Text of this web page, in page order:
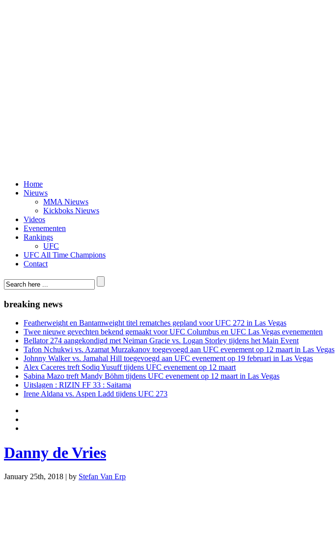
Home
Nieuws
MMA Nieuws
Kickboks Nieuws
Videos
Evenementen
Rankings
UFC
UFC All Time Champions
Contact
breaking news
Featherweight en Bantamweight titel rematches gepland voor UFC 272 in Las Vegas
Twee nieuwe gevechten bekend gemaakt voor UFC Columbus en UFC Las Vegas evenementen
Bellator 274 aangekondigd met Neiman Gracie vs. Logan Storley tijdens het Main Event
Tafon Nchukwi vs. Azamat Murzakanov toegevoegd aan UFC evenement op 12 maart in Las Vegas
Johnny Walker vs. Jamahal Hill toegevoegd aan UFC evenement op 19 februari in Las Vegas
Alex Caceres treft Sodiq Yusuff tijdens UFC evenement op 12 maart
Sabina Mazo treft Mandy Böhm tijdens UFC evenement op 12 maart in Las Vegas
Uitslagen : RIZIN FF 33 : Saitama
Irene Aldana vs. Aspen Ladd tijdens UFC 273
Danny de Vries
January 25th, 2018 | by Stefan Van Erp